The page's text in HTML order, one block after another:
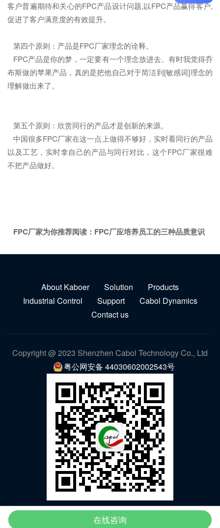
客户普遍期待和关心的FPC产品设计问题,以FPC产品赢得客户,
促进了客户满意度的有效提升。
第四个原则：产品是FPC厂家理念的诠释。
FPC产品是你的梦，一定要有一个理念放进去。有时我觉得乔
布斯做的苹果产品，真的是把他自己对于简洁到[敏感词]理念的
理解做出来了。
第五个原则：欣赏同行的产品才是创新的来源。
中国很多FPC厂家在这一点上做得不够好，实时看同行的产品
以及工艺，实时拿自己的产品与同行对比，这个FPC厂家很难
不把产品做好。
FPC厂家为你推荐阅读： FPC厂应培养员工的三种品质意识
About Kaboer Solution
Products
Industrial Control
Support
Cabol Dynamics
Contact us
Copyright @ 2023 Shenzhen Cabol Technology Co., Ltd
粤公网安备 44030602002543号
WeChat
在线咨询